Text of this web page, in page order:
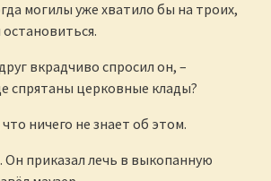
могилы уже хватило бы на троих,
вкрадчиво спросил он, –
спрятаны церковные клады?
ничего не знает об этом.
Он приказал лечь в выкопанную